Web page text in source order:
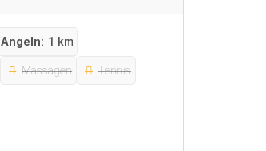
Angeln: 1 km
Massagen Tennis